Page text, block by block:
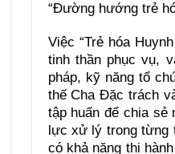
“Đường hướng trẻ
Việc “Trẻ hóa
tinh thần phục vụ,
pháp, kỹ năng tổ
thế Cha Đặc trách
tập huấn để chia sẻ
lực xử lý trong từng
có khả năng thi